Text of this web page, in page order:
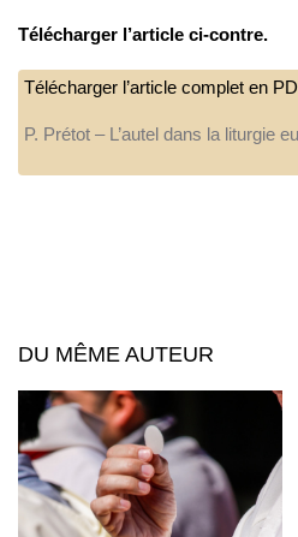
Télécharger l’article ci-contre.
Télécharger l’article complet en
P. Prétot – L’autel dans la liturgie
DU MÊME AUTEUR